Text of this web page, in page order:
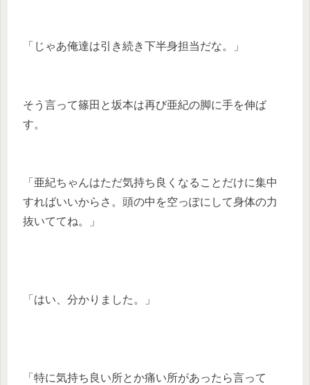
「じゃあ俺達は引き続き下半身担当だな。」
そう言って篠田と坂本は再び亜紀の脚に手を伸ば
す。
「亜紀ちゃんはただ気持ち良くなることだけに集中
すればいいからさ。頭の中を空っぽにして身体の力
抜いててね。」
「はい、分かりました。」
「特に気持ち良い所とか痛い所があったら言って